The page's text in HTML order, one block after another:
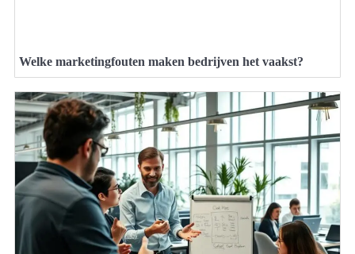
Welke marketingfouten maken bedrijven het vaakst?